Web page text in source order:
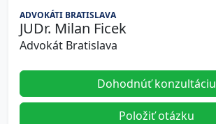
ADVOKÁTI BRATISLAVA
JUDr. Milan Ficek
Advokát Bratislava
Dohodnúť konzultáciu
Položiť otázku